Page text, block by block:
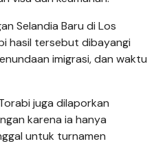
Selandia Baru di Los
hasil tersebut dibayangi
imigrasi, dan waktu
juga dilaporkan
karena ia hanya
untuk turnamen